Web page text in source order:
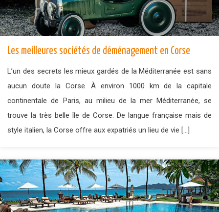
Les meilleures sociétés de déménagement en Corse
L’un des secrets les mieux gardés de la Méditerranée est sans
aucun doute la Corse. À environ 1000 km de la capitale
continentale de Paris, au milieu de la mer Méditerranée, se
trouve la très belle île de Corse. De langue française mais de
style italien, la Corse offre aux expatriés un lieu de vie […]